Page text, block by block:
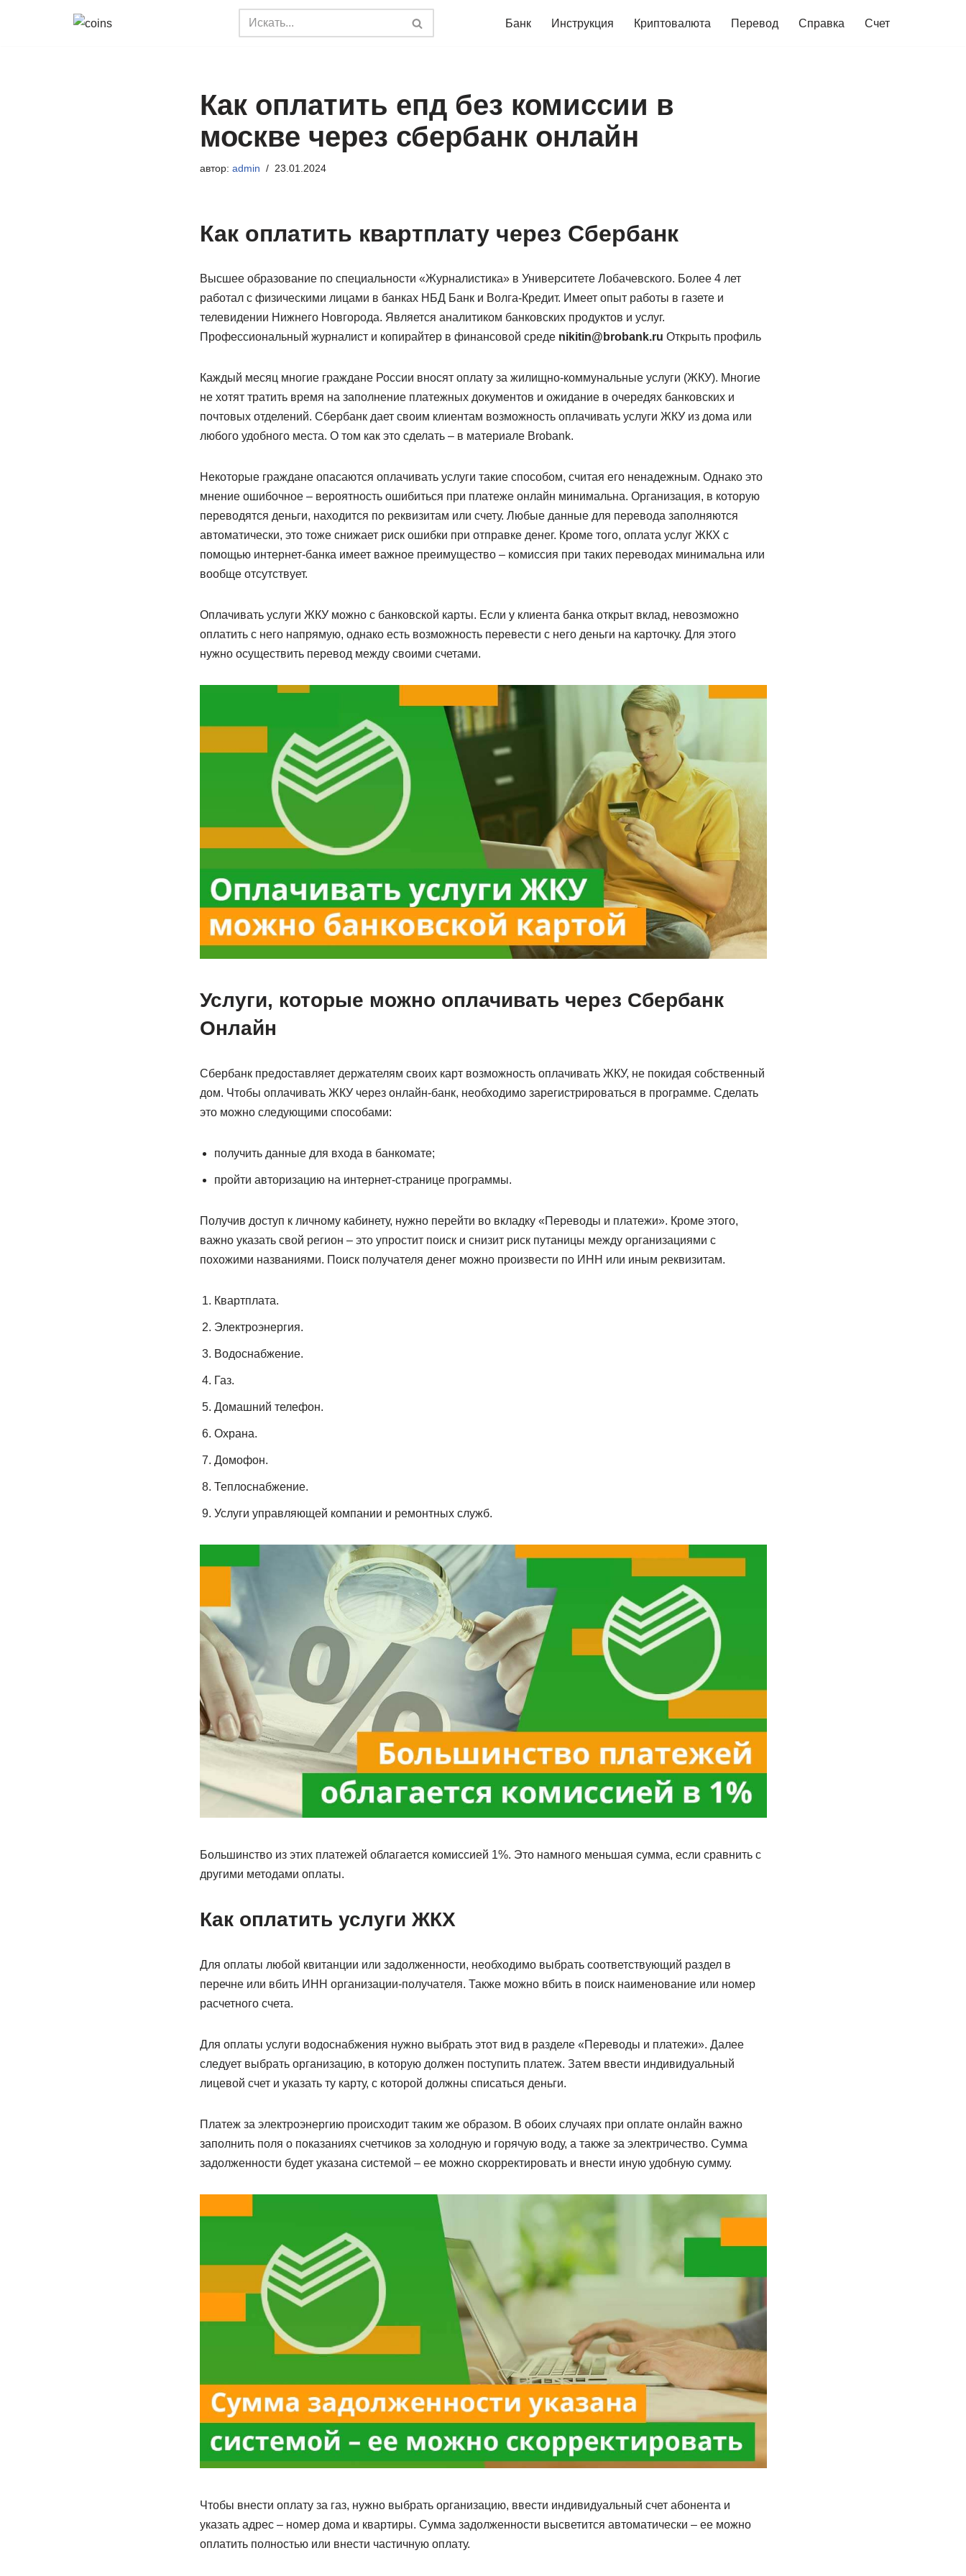
Банк Инструкция Криптовалюта Перевод Справка Счет
Как оплатить епд без комиссии в
москве через сбербанк онлайн
автор: admin 23.01.2024
Как оплатить квартплату через Сбербанк
Высшее образование по специальности «Журналистика» в Университете Лобачевского. Более 4 лет
работал с физическими лицами в банках НБД Банк и Волга-Кредит. Имеет опыт работы в газете и
телевидении Нижнего Новгорода. Является аналитиком банковских продуктов и услуг.
Профессиональный журналист и копирайтер в финансовой среде nikitin@brobank.ru Открыть профиль
Каждый месяц многие граждане России вносят оплату за жилищно-коммунальные услуги (ЖКУ). Многие
не хотят тратить время на заполнение платежных документов и ожидание в очередях банковских и
почтовых отделений. Сбербанк дает своим клиентам возможность оплачивать услуги ЖКУ из дома или
любого удобного места. О том как это сделать – в материале Brobank.
Некоторые граждане опасаются оплачивать услуги такие способом, считая его ненадежным. Однако это
мнение ошибочное – вероятность ошибиться при платеже онлайн минимальна. Организация, в которую
переводятся деньги, находится по реквизитам или счету. Любые данные для перевода заполняются
автоматически, это тоже снижает риск ошибки при отправке денег. Кроме того, оплата услуг ЖКХ с
помощью интернет-банка имеет важное преимущество – комиссия при таких переводах минимальна или
вообще отсутствует.
Оплачивать услуги ЖКУ можно с банковской карты. Если у клиента банка открыт вклад, невозможно
оплатить с него напрямую, однако есть возможность перевести с него деньги на карточку. Для этого
нужно осуществить перевод между своими счетами.
Услуги, которые можно оплачивать через Сбербанк
Онлайн
Сбербанк предоставляет держателям своих карт возможность оплачивать ЖКУ, не покидая собственный
дом. Чтобы оплачивать ЖКУ через онлайн-банк, необходимо зарегистрироваться в программе. Сделать
это можно следующими способами:
получить данные для входа в банкомате;
пройти авторизацию на интернет-странице программы.
Получив доступ к личному кабинету, нужно перейти во вкладку «Переводы и платежи». Кроме этого,
важно указать свой регион – это упростит поиск и снизит риск путаницы между организациями с
похожими названиями. Поиск получателя денег можно произвести по ИНН или иным реквизитам.
Квартплата.
Электроэнергия.
Водоснабжение.
Газ.
Домашний телефон.
Охрана.
Домофон.
Теплоснабжение.
Услуги управляющей компании и ремонтных служб.
Большинство из этих платежей облагается комиссией 1%. Это намного меньшая сумма, если сравнить с
другими методами оплаты.
Как оплатить услуги ЖКХ
Для оплаты любой квитанции или задолженности, необходимо выбрать соответствующий раздел в
перечне или вбить ИНН организации-получателя. Также можно вбить в поиск наименование или номер
расчетного счета.
Для оплаты услуги водоснабжения нужно выбрать этот вид в разделе «Переводы и платежи». Далее
следует выбрать организацию, в которую должен поступить платеж. Затем ввести индивидуальный
лицевой счет и указать ту карту, с которой должны списаться деньги.
Платеж за электроэнергию происходит таким же образом. В обоих случаях при оплате онлайн важно
заполнить поля о показаниях счетчиков за холодную и горячую воду, а также за электричество. Сумма
задолженности будет указана системой – ее можно скорректировать и внести иную удобную сумму.
Чтобы внести оплату за газ, нужно выбрать организацию, ввести индивидуальный счет абонента и
указать адрес – номер дома и квартиры. Сумма задолженности высветится автоматически – ее можно
оплатить полностью или внести частичную оплату.